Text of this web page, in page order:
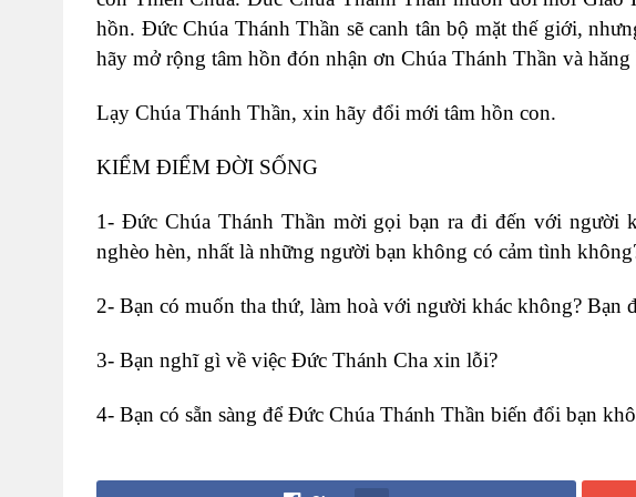
hồn. Đức Chúa Thánh Thần sẽ canh tân bộ mặt thế giới,
hãy mở rộng tâm hồn đón nhận ơn Chúa Thánh Thần và
Lạy Chúa Thánh Thần, xin hãy đổi mới tâm hồn con.
KIỂM ĐIỂM ĐỜI SỐNG
1- Đức Chúa Thánh Thần mời gọi bạn ra đi đến với người
nghèo hèn, nhất là những người bạn không có cảm tình
2- Bạn có muốn tha thứ, làm hoà với người khác không? Bạn
3- Bạn nghĩ gì về việc Đức Thánh Cha xin lỗi?
4- Bạn có sẵn sàng để Đức Chúa Thánh Thần biến đổi bạn